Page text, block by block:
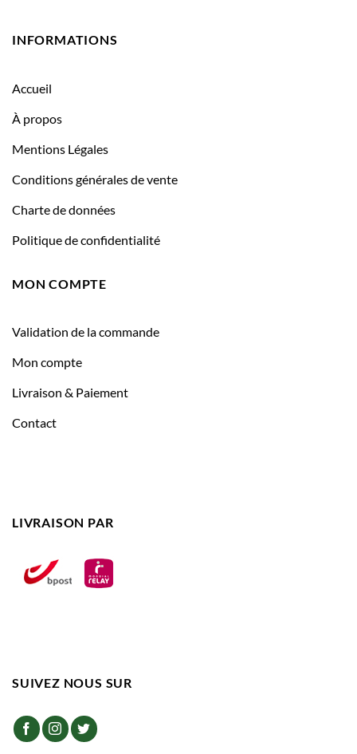
INFORMATIONS
Accueil
À propos
Mentions Légales
Conditions générales de vente
Charte de données
Politique de confidentialité
MON COMPTE
Validation de la commande
Mon compte
Livraison & Paiement
Contact
LIVRAISON PAR
SUIVEZ NOUS SUR